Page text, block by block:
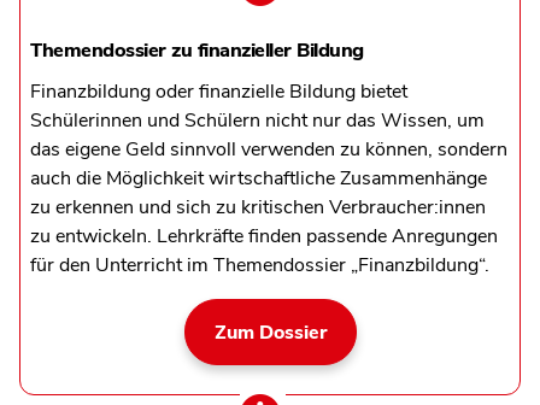
Themendossier zu finanzieller Bildung
Finanzbildung oder finanzielle Bildung bietet
Schülerinnen und Schülern nicht nur das Wissen, um
das eigene Geld sinnvoll verwenden zu können, sondern
auch die Möglichkeit wirtschaftliche Zusammenhänge
zu erkennen und sich zu kritischen Verbraucher:innen
zu entwickeln. Lehrkräfte finden passende Anregungen
für den Unterricht im Themendossier „Finanzbildung“.
Zum Dossier